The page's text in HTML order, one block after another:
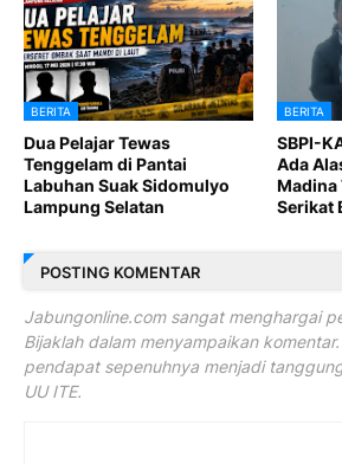
BERITA
Dua Pelajar Tewas
Tenggelam di Pantai
Labuhan Suak Sidomulyo
Lampung Selatan
BERITA
SBPI-
Ada
Madina
Serikat
POSTING KOMENTAR
Jabungonline.com sangat menghargai
Bijaklah dalam menyampaikan
pendapat sepenuhnya menjadi
UU ITE.